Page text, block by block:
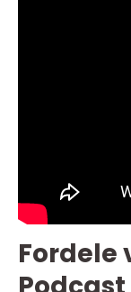
Fordele